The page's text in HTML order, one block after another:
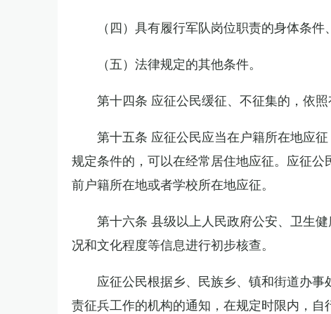
（四）具有履行军队岗位职责的身体条
（五）法律规定的其他条件。
第十四条 应征公民缓征、不征集的，依照
第十五条 应征公民应当在户籍所在地应
规定条件的，可以在经常居住地应征。应征
前户籍所在地或者学校所在地应征。
第十六条 县级以上人民政府公安、卫生
况和文化程度等信息进行初步核查。
应征公民根据乡、民族乡、镇和街道办
责征兵工作的机构的通知，在规定时限内，